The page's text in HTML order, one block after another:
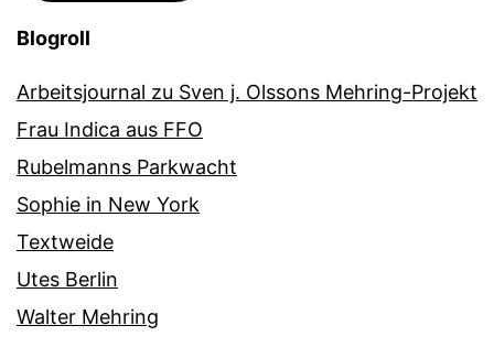
Blogroll
Arbeitsjournal zu Sven j. Olssons Mehring-Projekt
Frau Indica aus FFO
Rubelmanns Parkwacht
Sophie in New York
Textweide
Utes Berlin
Walter Mehring